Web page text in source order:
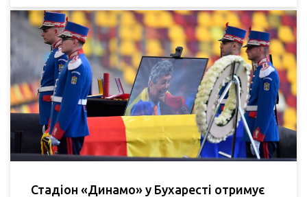
Стадіон «Динамо» у Бухаресті отримує